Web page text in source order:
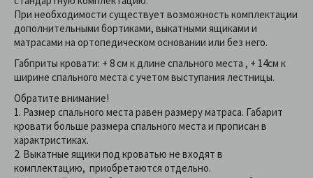
При необходимости существует возможность комплектации
дополнительными бортиками, выкатными ящиками и
матрасами на ортопедическом основании или без него.
Габприты кровати: + 8 см к длине спального места , + 14см к
ширине спального места с учетом выступания лестницы.
Обратите внимание!
1. Размер спального места равен размеру матраса. Габарит
кровати больше размера спального места и прописан в
характристиках.
2. Выкатные ящики под кроватью не входят в
комплектацию, приобретаются отдельно.